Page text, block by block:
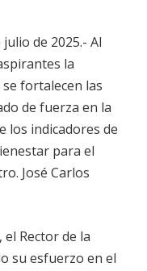
de 2025.- Al
la
fortalecen las
de fuerza en la
los indicadores de
para el
José Carlos
Rector de la
su esfuerzo en el